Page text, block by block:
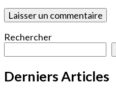
Rechercher
Derniers Articles